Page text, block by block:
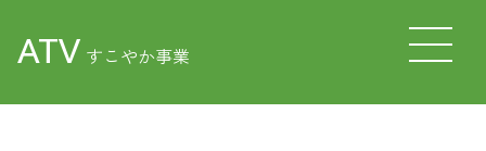
ATV すこやか事業